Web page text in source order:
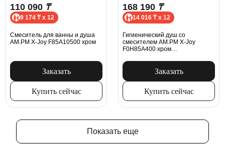
110 090 ₸
9 174 ₸ x 12
Смеситель для ванны и душа
AM.PM X-Joy F85A10500 хром
Заказать
Купить сейчас
168 190 ₸
14 016 ₸ x 12
Гигиенический душ со
смесителем AM.PM X-Joy
F0H85A400 хром
шланг 1200, держатель
Заказать
Купить сейчас
Показать еще